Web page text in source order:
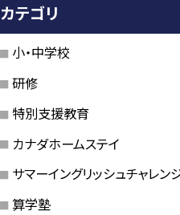
カテゴリ
小・中学校
研修
特別支援教育
カナダホームステイ
サマーイングリッシュチャレン
算学塾